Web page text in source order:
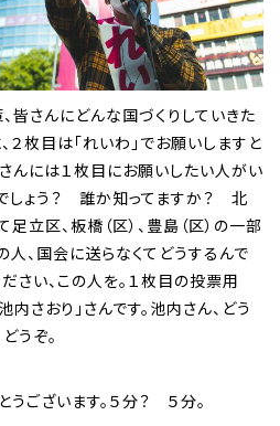
皆さんにどんな国づくりしていきた
２枚目は「れいわ」でお願いしますと
んには１枚目にお願いしたい人がい
しょう？ 誰か知ってますか？ 北
立区、板橋（区）、豊島（区）の一部
人、国会に送らなくてどうするんで
い、この人を。１枚目の投票用
内さおり」さんです。池内さん、どう
うぞ。
ございます。５分？ ５分。